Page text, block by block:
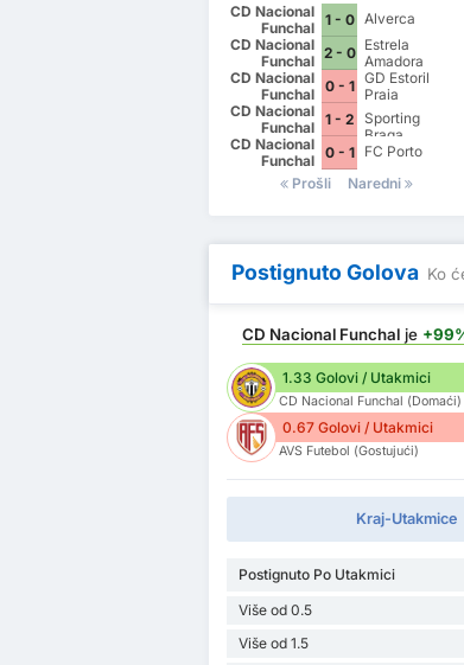
CD Nacional
Funchal
1 - 0 Alverca
CD Nacional
Funchal 2 - 0 Estrela
Amadora
CD Nacional
Funchal
0 - 1 GD Estoril
Praia
CD Nacional
Funchal
1 - 2
Sporting
Braga
CD Nacional
Funchal
0 - 1
FC Porto
Prošli
Naredni
Postignuto Golova Ko
CD Nacional Funchal je
1.33 Golovi / Utakmici
CD Nacional Funchal (Domaći)
0.67 Golovi / Utakmici
AVS Futebol (Gostujući)
Kraj-Utakmice
Postignuto Po Utakmici
Više od 0.5
Više od 1.5